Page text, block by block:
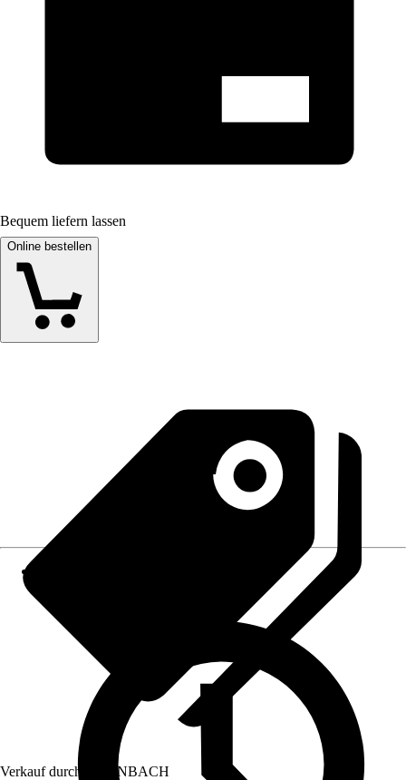
Bequem liefern lassen
Online bestellen
Verkauf durch: HORNBACH